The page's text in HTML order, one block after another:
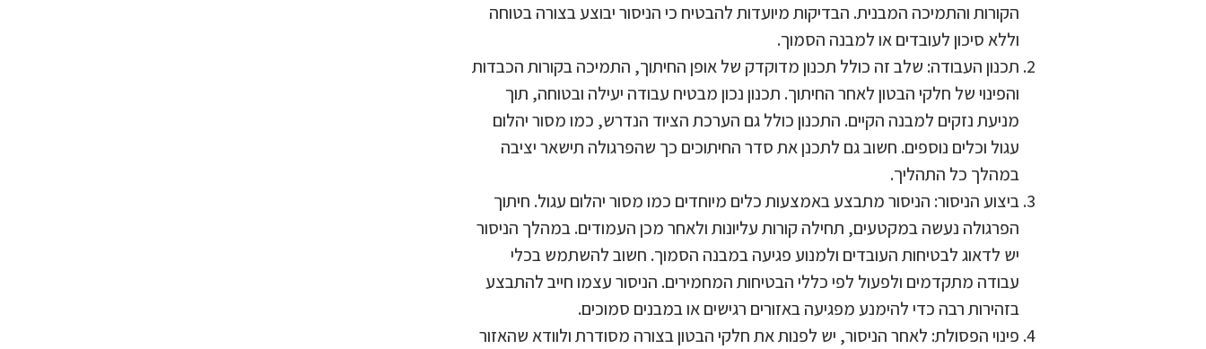
הקורות והתמיכה המבנית. הבדיקות מיועדות להבטיח כי הניסור יבוצע בצורה בטוחה
וללא סיכון לעובדים או למבנה הסמוך.
תכנון העבודה: שלב זה כולל תכנון מדוקדק של אופן החיתוך, התמיכה בקורות הכבדות
והפינוי של חלקי הבטון לאחר החיתוך. תכנון נכון מבטיח עבודה יעילה ובטוחה, תוך
מניעת נזקים למבנה הקיים. התכנון כולל גם הערכת הציוד הנדרש, כמו מסור יהלום
עגול וכלים נוספים. חשוב גם לתכנן את סדר החיתוכים כך שהפרגולה תישאר יציבה
במהלך כל התהליך.
ביצוע הניסור: הניסור מתבצע באמצעות כלים מיוחדים כמו מסור יהלום עגול. חיתוך
הפרגולה נעשה במקטעים, תחילה קורות עליונות ולאחר מכן העמודים. במהלך הניסור
יש לדאוג לבטיחות העובדים ולמנוע פגיעה במבנה הסמוך. חשוב להשתמש בכלי
עבודה מתקדמים ולפעול לפי כללי הבטיחות המחמירים. הניסור עצמו חייב להתבצע
בזהירות רבה כדי להימנע מפגיעה באזורים רגישים או במבנים סמוכים.
פינוי הפסולת: לאחר הניסור, יש לפנות את חלקי הבטון בצורה מסודרת ולוודא שהאזור